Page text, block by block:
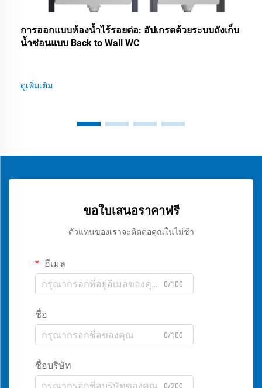
การออกแบบห้องน้ำไร้รอยต่อ: อัปเกรดด้วยระบบถังเก็บ
น้ำซ่อนแบบ Back to Wall WC
ดูเพิ่มเติม
ขอใบเสนอราคาฟรี
ตัวแทนของเราจะติดต่อคุณในไม่ช้า
อีเมล
0/100
ชื่อ
0/100
ชื่อบริษัท